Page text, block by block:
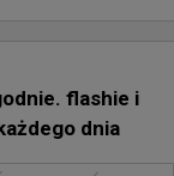
flashie i
dnia